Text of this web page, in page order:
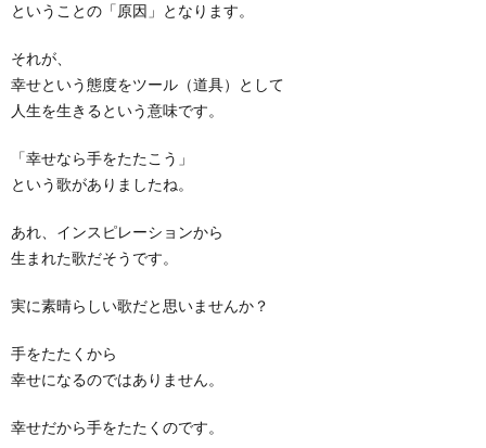
ということの「原因」となります。
それが、
幸せという態度をツール（道具）として
人生を生きるという意味です。
「幸せなら手をたたこう」
という歌がありましたね。
あれ、インスピレーションから
生まれた歌だそうです。
実に素晴らしい歌だと思いませんか？
手をたたくから
幸せになるのではありません。
幸せだから手をたたくのです。